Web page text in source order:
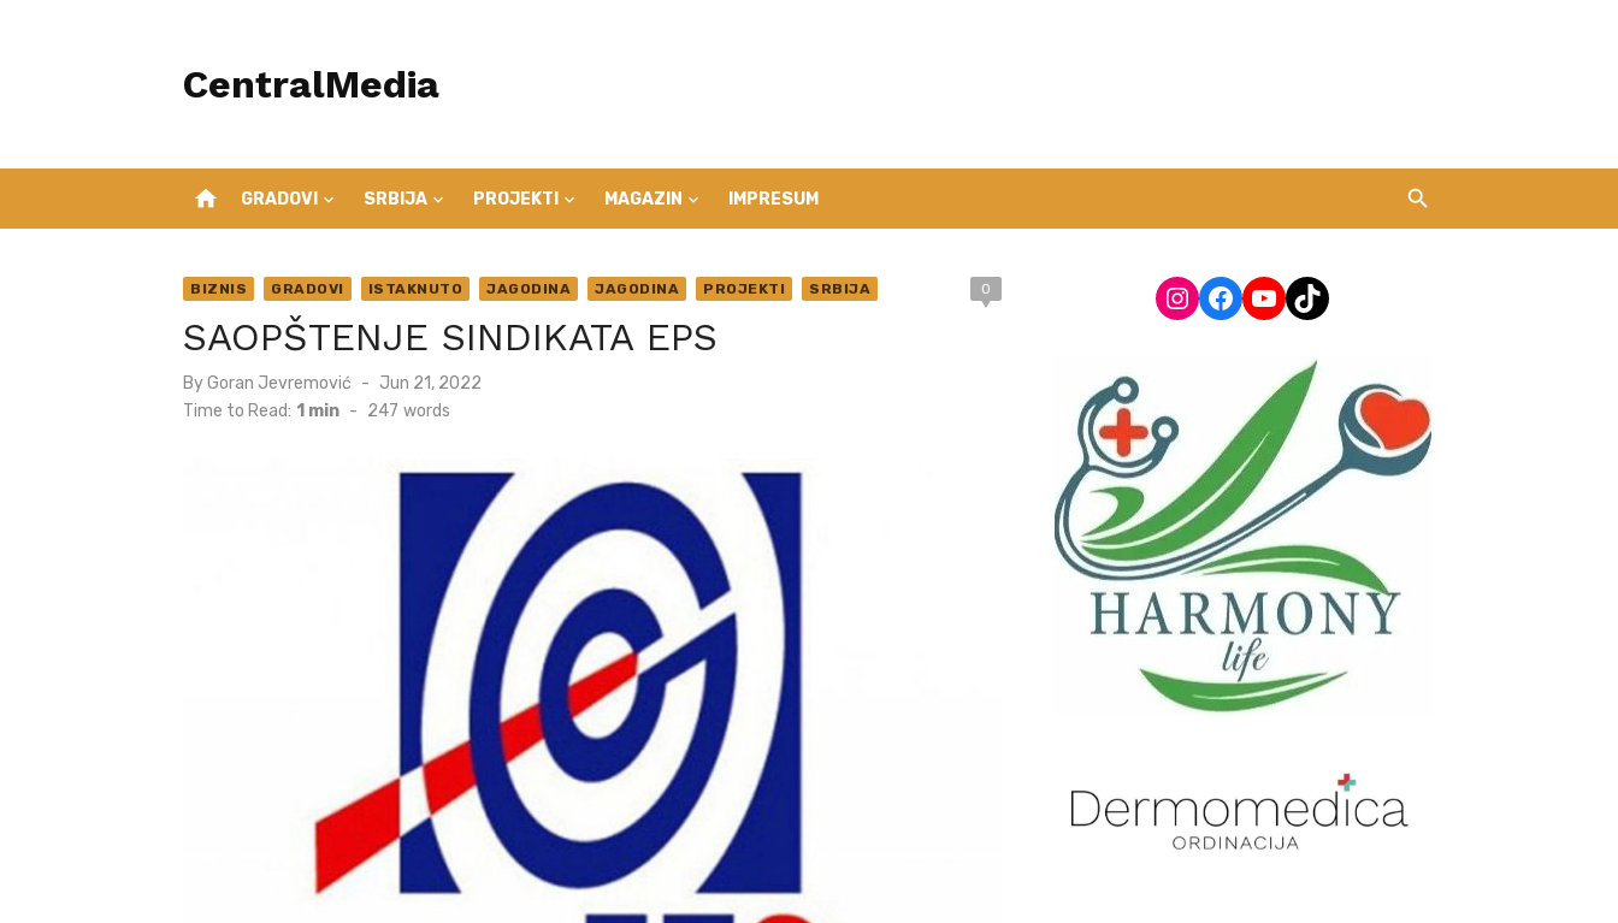
CentralMedia
home GRADOVI SRBIJA PROJEKTI MAGAZIN IMPRESUM
BIZNIS GRADOVI ISTAKNUTO JAGODINA JAGODINA PROJEKTI SRBIJA 0
SAOPŠTENJE SINDIKATA EPS
ByGoran Jevremović
Posted
on
Jun 21, 2022
Time to Read: 1 min - 247 words
Instagram
Facebook
YouTube
TikTok